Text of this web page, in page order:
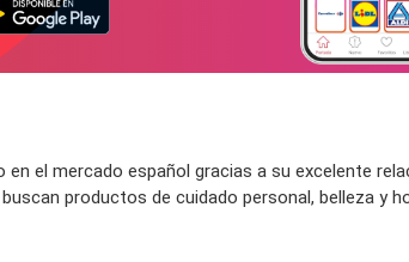
el mercado español gracias a su excelente
productos de cuidado personal, belleza y